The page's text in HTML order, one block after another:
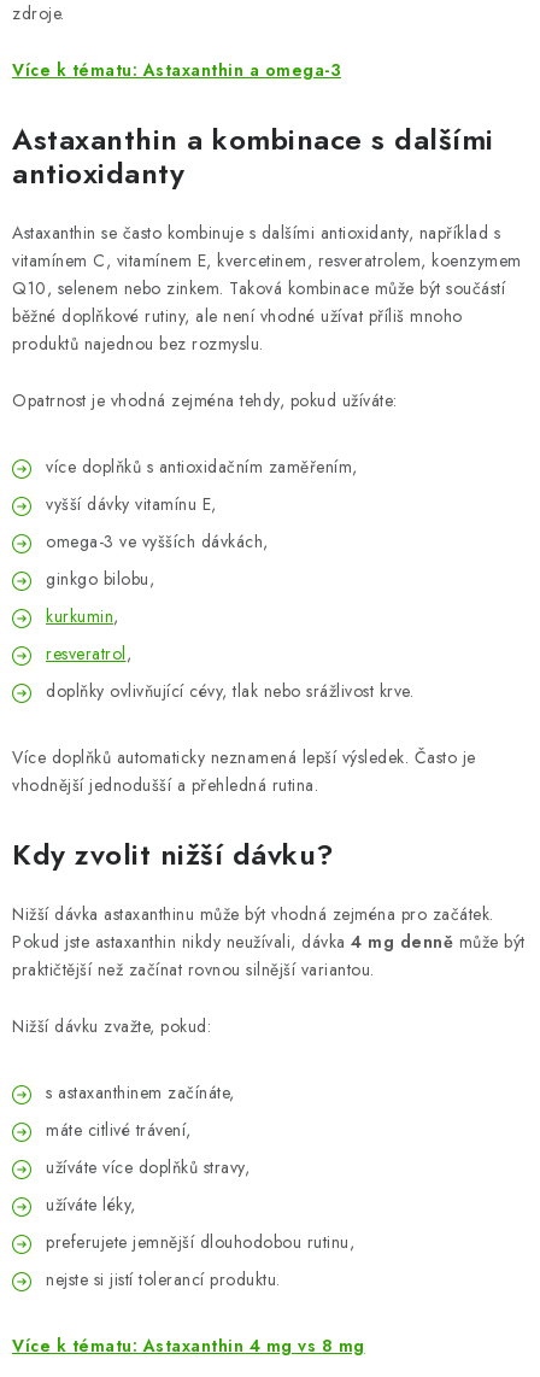
zdroje.
Více k tématu: Astaxanthin a omega-3
Astaxanthin a kombinace s dalšími
antioxidanty
Astaxanthin se často kombinuje s dalšími antioxidanty, například s
vitamínem C, vitamínem E, kvercetinem, resveratrolem, koenzymem
Q10, selenem nebo zinkem. Taková kombinace může být součástí
běžné doplňkové rutiny, ale není vhodné užívat příliš mnoho
produktů najednou bez rozmyslu.
Opatrnost je vhodná zejména tehdy, pokud užíváte:
více doplňků s antioxidačním zaměřením,
vyšší dávky vitamínu E,
omega-3 ve vyšších dávkách,
ginkgo bilobu,
kurkumin,
resveratrol,
doplňky ovlivňující cévy, tlak nebo srážlivost krve.
Více doplňků automaticky neznamená lepší výsledek. Často je
vhodnější jednodušší a přehledná rutina.
Kdy zvolit nižší dávku?
Nižší dávka astaxanthinu může být vhodná zejména pro začátek.
Pokud jste astaxanthin nikdy neužívali, dávka 4 mg denně může být
praktičtější než začínat rovnou silnější variantou.
Nižší dávku zvažte, pokud:
s astaxanthinem začínáte,
máte citlivé trávení,
užíváte více doplňků stravy,
užíváte léky,
preferujete jemnější dlouhodobou rutinu,
nejste si jistí tolerancí produktu.
Více k tématu: Astaxanthin 4 mg vs 8 mg